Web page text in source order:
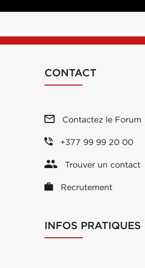
CONTACT
Contactez le Forum
+377 99 99 20 00
Trouver un contact
Recrutement
INFOS PRATIQUES